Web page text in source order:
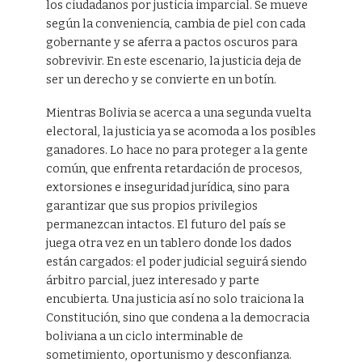
los ciudadanos por justicia imparcial. Se mueve
según la conveniencia, cambia de piel con cada
gobernante y se aferra a pactos oscuros para
sobrevivir. En este escenario, la justicia deja de
ser un derecho y se convierte en un botín.
Mientras Bolivia se acerca a una segunda vuelta
electoral, la justicia ya se acomoda a los posibles
ganadores. Lo hace no para proteger a la gente
común, que enfrenta retardación de procesos,
extorsiones e inseguridad jurídica, sino para
garantizar que sus propios privilegios
permanezcan intactos. El futuro del país se
juega otra vez en un tablero donde los dados
están cargados: el poder judicial seguirá siendo
árbitro parcial, juez interesado y parte
encubierta. Una justicia así no solo traiciona la
Constitución, sino que condena a la democracia
boliviana a un ciclo interminable de
sometimiento, oportunismo y desconfianza.